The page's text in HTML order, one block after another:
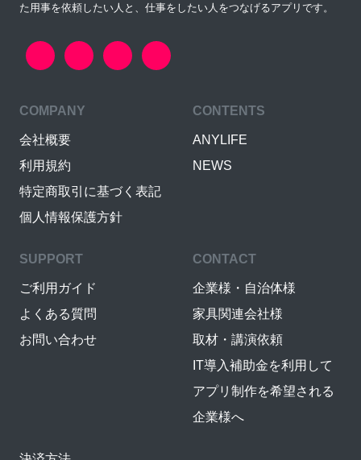
た用事を依頼したい人と、仕事をしたい人をつなげるアプリです。
COMPANY
会社概要
利用規約
特定商取引に基づく表記
個人情報保護方針
CONTENTS
ANYLIFE
NEWS
SUPPORT
ご利用ガイド
よくある質問
お問い合わせ
CONTACT
企業様・自治体様
家具関連会社様
取材・講演依頼
IT導入補助金を利用して
アプリ制作を希望される
企業様へ